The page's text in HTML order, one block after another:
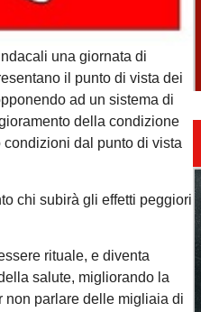
una giornata di
il punto di vista dei
ad un sistema di
della condizione
dal punto di vista
chi subirà gli effetti peggiori
rituale, e diventa
salute, migliorando la
non parlare delle migliaia di